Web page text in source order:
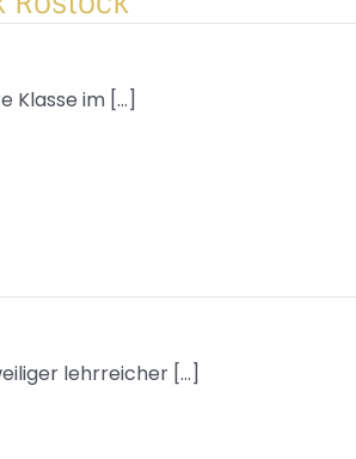
Klasse im [...]
lehrreicher [...]